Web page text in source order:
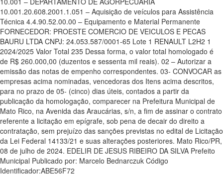
10.001.20.608.2001.1.051 – Aquisição de veículos para Assistência
Técnica 4.4.90.52.00.00 – Equipamento e Material Permanente
FORNECEDOR: PROESTE COMERCIO DE VEICULOS E PECAS
BAURU LTDA CNPJ: 24.053.587/0001-65 Lote 1 RENAULT L2H2 1
2024/2025 Valor Total 235 Dessa forma, o valor total homologado é
de R$ 260.000,00 (duzentos e sessenta mil reais). 02 – Autorizar a
emissão das notas de empenho correspondentes. 03- CONVOCAR as
empresas acima nominadas, vencedoras dos Itens acima descritos,
para no prazo de 05- (cinco) dias úteis, contados a partir da
publicação da homologação, comparecer na Prefeitura Municipal de
Mato Rico, na Avenida das Araucárias, s/n, a fim de assinar o contrato
referente a licitação em epígrafe, sob pena de decair do direito a
contratação, sem prejuízo das sanções previstas no edital de Licitação
da Lei Federal 14133/21 e suas alterações posteriores. Mato Rico/PR,
08 de julho de 2024. EDELIR DE JESUS RIBEIRO DA SILVA Prefeito
Municipal Publicado por: Marcelo Bednarczuk Código
Identificador:ABE56F72